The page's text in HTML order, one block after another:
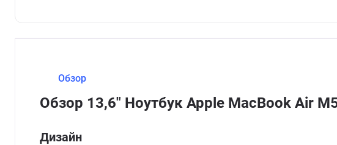
Обзор
Обзор 13,6" Ноутбук Apple MacBook Air
Дизайн